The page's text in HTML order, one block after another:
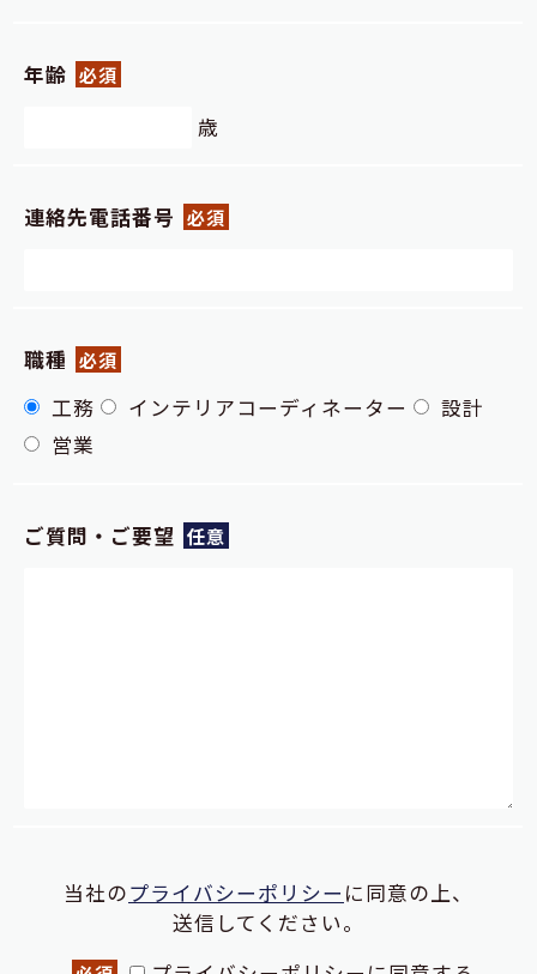
年齢 必須
歳
連絡先電話番号 必須
職種 必須
工務 インテリアコーディネーター
設計
営業
ご質問・ご要望 任意
当社のプライバシーポリシー に同意の上、
送信してください。